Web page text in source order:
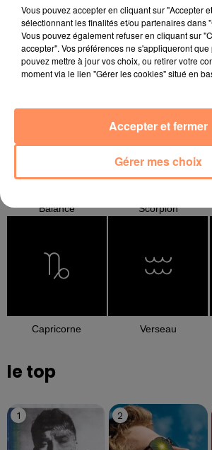
Balance Scorpion
Capricorne Verseau
le top
1 2
Vous pouvez accepter en cliquant sur "Accepter
sélectionnant les finalités et/ou partenaires dans
Vous pouvez également refuser en cliquant sur
accepter". Vos préférences ne s'appliqueront que
pouvez mettre à jour vos choix, ou retirer votre
moment via le lien "Gérer les cookies" situé en
Gérer mes choix
Accepter et fermer